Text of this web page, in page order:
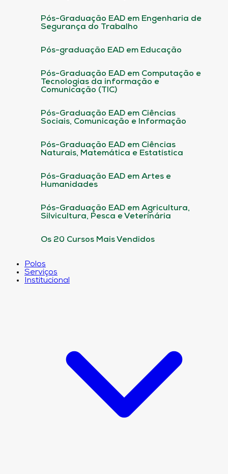
Pós-Graduação EAD em Engenharia de
Segurança do Trabalho
Pós-graduação EAD em Educação
Pós-Graduação EAD em Computação e
Tecnologias da informação e
Comunicação (TIC)
Pós-Graduação EAD em Ciências
Sociais, Comunicação e Informação
Pós-Graduação EAD em Ciências
Naturais, Matemática e Estatística
Pós-Graduação EAD em Artes e
Humanidades
Pós-Graduação EAD em Agricultura,
Silvicultura, Pesca e Veterinária
Os 20 Cursos Mais Vendidos
Polos
Serviços
Institucional